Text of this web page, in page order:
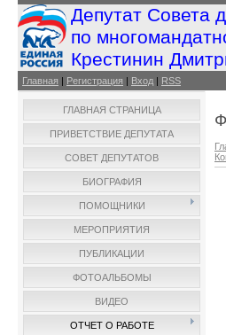
Депутат Совета
по
Крестинин
Главная | Регистрация | Вход | RSS
ГЛАВНАЯ СТРАНИЦА
ПРИВЕТСТВИЕ ДЕПУТАТА
СОВЕТ ДЕПУТАТОВ
БИОГРАФИЯ
ПОМОЩНИКИ
МЕРОПРИЯТИЯ
ПУБЛИКАЦИИ
ФОТОАЛЬБОМЫ
ВИДЕО
ОТЧЕТ О РАБОТЕ